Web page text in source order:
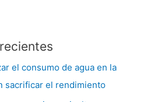
el consumo de agua en la
sacrificar el rendimiento